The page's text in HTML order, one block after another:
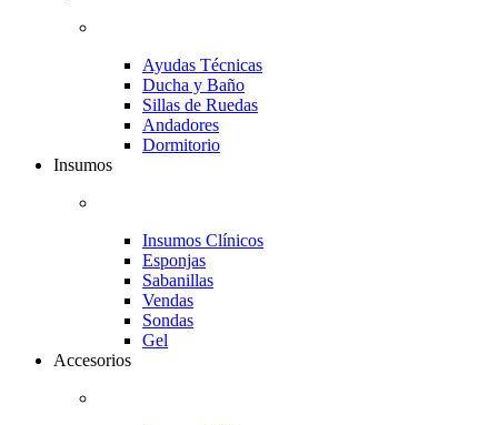
Ayudas Técnicas
Ducha y Baño
Sillas de Ruedas
Andadores
Dormitorio
Insumos
Insumos Clínicos
Esponjas
Sabanillas
Vendas
Sondas
Gel
Accesorios